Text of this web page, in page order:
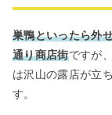
巣鴨といったら外
通り商店街ですが
は沢山の露店が立
す。